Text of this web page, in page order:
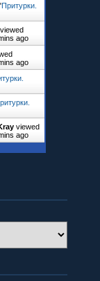
Притурки.
viewed
ago
ago
viewed
ago